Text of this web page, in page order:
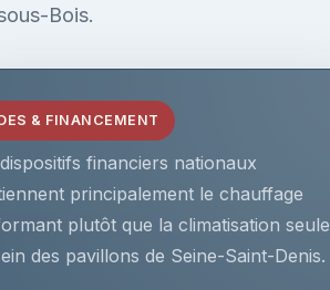
Bois.
& FINANCEMENT
financiers nationaux
principalement le chauffage
plutôt que la climatisation seule
des pavillons de Seine-Saint-Denis.